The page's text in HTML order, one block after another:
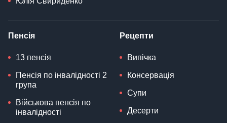
Пенсія
13 пенсія
Пенсія по інвалідності 2
група
Військова пенсія по
інвалідності
Рецепти
Випічка
Консервація
Супи
Десерти